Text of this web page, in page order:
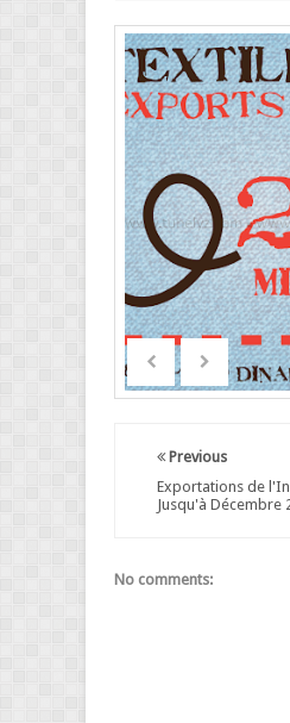
Previous
Exportations de
Jusqu'à Décembre
No comments: